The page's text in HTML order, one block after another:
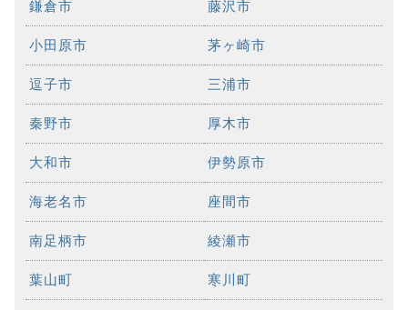
鎌倉市 藤沢市
小田原市 茅ヶ崎市
逗子市 三浦市
秦野市 厚木市
大和市 伊勢原市
海老名市 座間市
南足柄市 綾瀬市
葉山町 寒川町